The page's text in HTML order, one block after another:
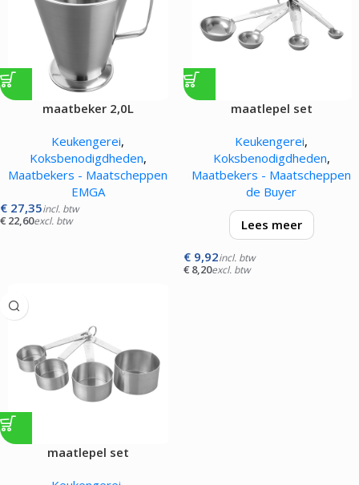
maatbeker 2,0L
Keukengerei,
Koksbenodigdheden,
Maatbekers - Maatscheppen
EMGA
€ 27,35incl. btw
€ 22,60excl. btw
maatlepel set
Keukengerei,
Koksbenodigdheden,
Maatbekers - Maatscheppen
de Buyer
Lees meer
set van 4, inhoud 1 – 2,5 – 5 en
€ 9,92incl. btw
€ 8,20excl. btw
maatlepel set